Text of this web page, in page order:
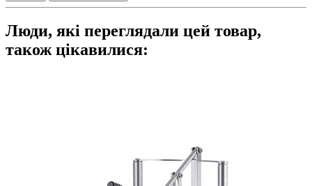
Люди, які переглядали цей товар,
також цікавилися: